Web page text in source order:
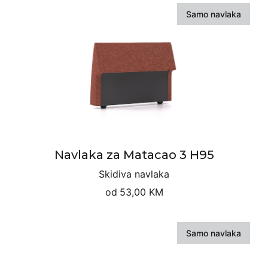
Samo navlaka
Navlaka za Matacao 3 H95
Skidiva navlaka
od 53,00 KM
Samo navlaka